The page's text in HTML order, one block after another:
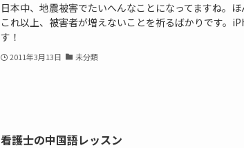
日本中、地震被害でたいへんなことになってますね。ほ
これ以上、被害者が増えないことを祈るばかりです。
す！
2011年3月13日 未分類
看護士の中国語レッスン